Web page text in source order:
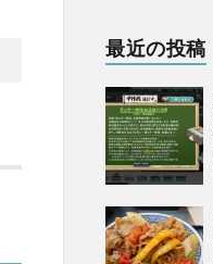
最近の投稿